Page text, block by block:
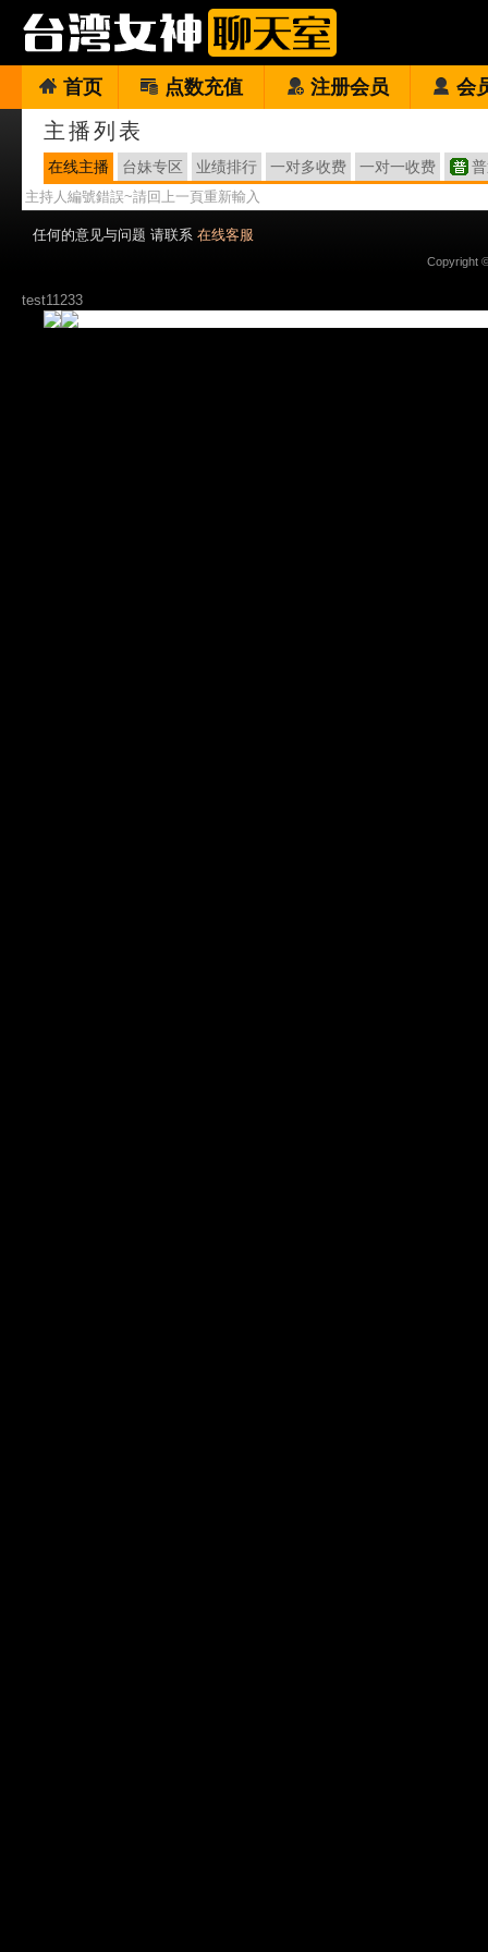
首页 点数充值 注册会员 会
主播列表
在线主播 台妹专区 业绩排行 一对多收费 一对一收费
主持人編號錯誤~請回上一頁重新輸入
任何的意见与问题 请联系 在线客服
Copyright
test11233